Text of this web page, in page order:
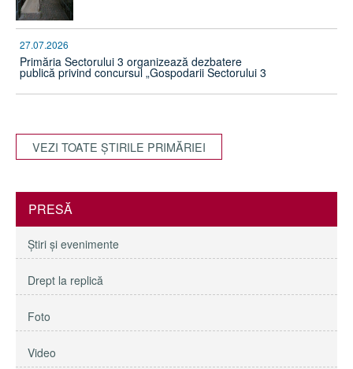
27.07.2026
Primăria Sectorului 3 organizează dezbatere
publică privind concursul „Gospodarii Sectorului 3
VEZI TOATE ŞTIRILE PRIMĂRIEI
PRESĂ
Ştiri şi evenimente
Drept la replică
Foto
Video